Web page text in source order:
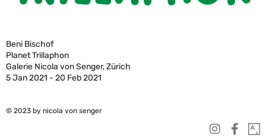
Beni Bischof
Planet Trillaphon
Galerie Nicola von Senger, Zürich
5 Jan 2021 - 20 Feb 2021
© 2023 by nicola von senger